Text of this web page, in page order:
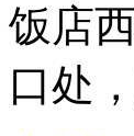
饭店
口处